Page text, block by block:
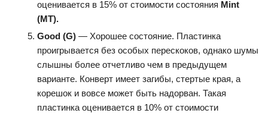
оценивается в 15% от стоимости состояния Mint
(MT).
Good (G) — Хорошее состояние. Пластинка
проигрывается без особых перескоков, однако шумы
слышны более отчетливо чем в предыдущем
варианте. Конверт имеет загибы, стертые края, а
корешок и вовсе может быть надорван. Такая
пластинка оценивается в 10% от стоимости